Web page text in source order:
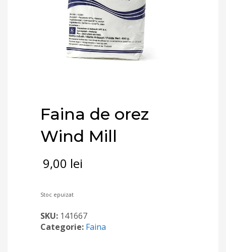
Faina de orez
Wind Mill
9,00 lei
Stoc epuizat
SKU: 141667
Categorie: Faina